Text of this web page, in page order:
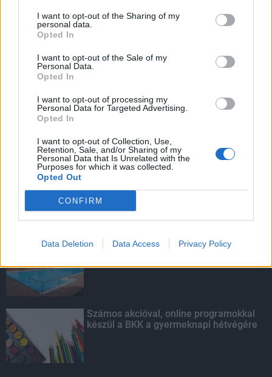
I want to opt-out of the Sharing of my
personal data.
Opted In
I want to opt-out of the Sale of my
Personal Data.
Opted In
I want to opt-out of processing my
Personal Data for Targeted Advertising.
Opted In
I want to opt-out of Collection, Use,
Retention, Sale, and/or Sharing of my
Personal Data that Is Unrelated with the
Purposes for which it was collected.
Opted Out
CONFIRM
Data Deletion Data Access Privacy Policy
HIRDETÉS
HIRDETÉS
HIRDETÉS
LEGOLVASOTTABB
Tizenöt hegedűkészítő-mester mutatja
be munkáját Budán
Megújult és újranyitott a gödöllői
Számos akcióval, online programokkal
készül a BKK a gyermeknapi hétvégére